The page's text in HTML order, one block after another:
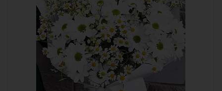
хризантема кустовая, лента,
дизайнерская упаковка